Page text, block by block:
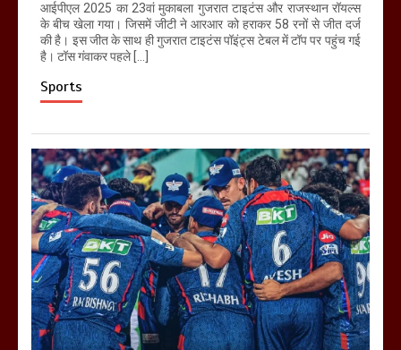
आईपीएल 2025 का 23वां मुकाबला गुजरात टाइटंस और राजस्थान रॉयल्स
के बीच खेला गया। जिसमें जीटी ने आरआर को हराकर 58 रनों से जीत दर्ज
की है। इस जीत के साथ ही गुजरात टाइटंस पॉइंट्स टेबल में टॉप पर पहुंच गई
है। टॉस गंवाकर पहले […]
Sports